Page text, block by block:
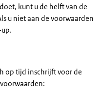
kunt u de helft van de
u niet aan de voorwaarden
op tijd inschrijft voor de